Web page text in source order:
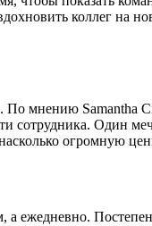
коллег
мнению
сотрудника. Один
огромную
а ежедневно.